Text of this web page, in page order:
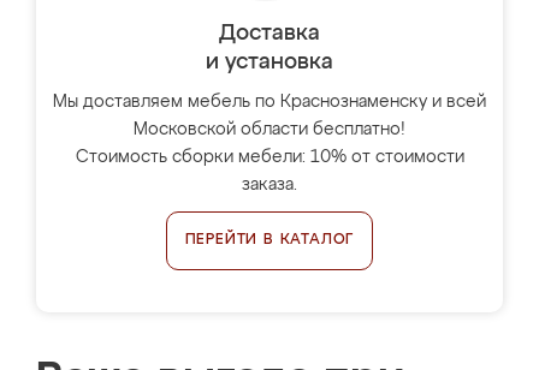
Доставка
и установка
Мы доставляем мебель по Краснознаменску и всей
Московской области бесплатно!
Стоимость сборки мебели: 10% от стоимости
заказа.
ПЕРЕЙТИ В КАТАЛОГ